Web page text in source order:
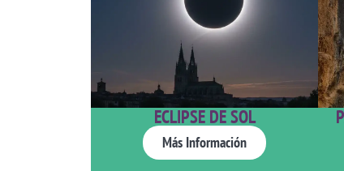
ECLIPSE DE SOL
Más Información